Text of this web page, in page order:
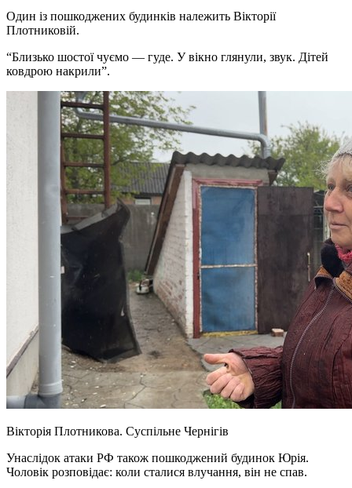
Один із пошкоджених будинків належить Вікторії
Плотниковій.
“Близько шостої чуємо — гуде. У вікно глянули, звук. Дітей
ковдрою накрили”.
Вікторія Плотникова. Суспільне Чернігів
Унаслідок атаки РФ також пошкоджений будинок Юрія.
Чоловік розповідає: коли сталися влучання, він не спав.